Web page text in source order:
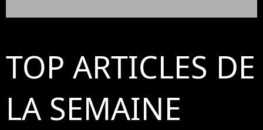
TOP ARTICLES DE
LA SEMAINE